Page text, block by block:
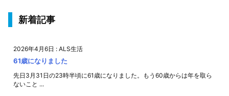
新着記事
2026年4月6日 : ALS生活
61歳になりました
先日3月31日の23時半頃に61歳になりました。もう60歳からは年を取ら
ないこと ...